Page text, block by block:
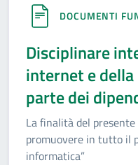
DOCUMENTI
Disciplinare
internet e
parte dei
La finalità del
promuovere in tutto il
informatica”